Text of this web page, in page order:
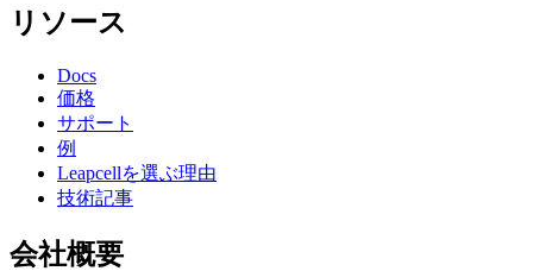
リソース
Docs
価格
サポート
例
Leapcellを選ぶ理由
技術記事
会社概要